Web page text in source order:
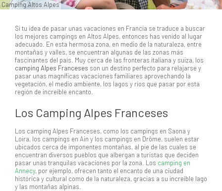
Camping Altos Alpes
Si tu idea de pasar unas vacaciones en Francia se traduce a buscar
los mejores campings en Altos Alpes, entonces has venido al lugar
adecuado. En esta hermosa zona, en medio de la naturaleza, entre
montañas y valles, se encuentran algunas de las zonas más
fascinantes del país. Muy cerca de las fronteras italiana y suiza, los
camping Alpes Franceses son un destino perfecto para relajarse y
pasar unas magníficas vacaciones familiares aprovechando la
vegetación, el medio ambiente, los lagos y ríos que pasar por esta
región de increíble encanto.
Los Camping Alpes Franceses
Los camping Alpes Franceses, como los campings en Saona y
Loira, los campings en Ain y los campings en Drôme, suelen estar
ubicados cerca de imponentes montañas, al pie de las cuales se
encuentran diversos pueblos que albergan a turistas que deciden
pasar unas tranquilas vacaciones por la zona. Los camping en
Annecy, por ejemplo, ofrecen tanto el encanto de una ciudad
histórica y cultural como de la naturaleza, gracias a su increíble lago
y las montañas alpinas.